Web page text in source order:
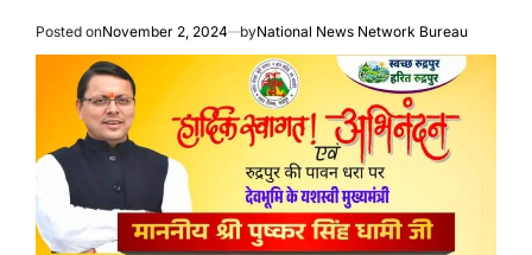
Posted onNovember 2, 2024 byNational News Network Bureau